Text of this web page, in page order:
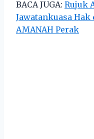
BACA JUGA: Rujuk
Jawatankuasa Hak
AMANAH Perak